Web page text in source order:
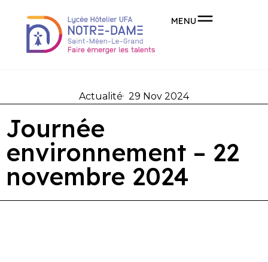
MENU
Actualité 29 Nov 2024
Journée
environnement – 22
novembre 2024